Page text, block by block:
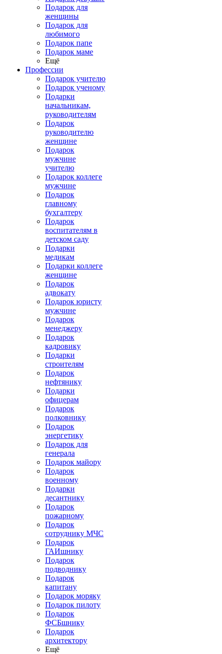
Подарок для
женщины
Подарок для
любимого
Подарок папе
Подарок маме
Ещё
Профессии
Подарок учителю
Подарок ученому
Подарки
начальникам,
руководителям
Подарок
руководителю
женщине
Подарок
мужчине
учителю
Подарок коллеге
мужчине
Подарок
главному
бухгалтеру
Подарок
воспитателям в
детском саду
Подарки
медикам
Подарки коллеге
женщине
Подарок
адвокату
Подарок юристу
мужчине
Подарок
менеджеру
Подарок
кадровику
Подарки
строителям
Подарок
нефтянику
Подарки
офицерам
Подарок
полковнику
Подарок
энергетику
Подарок для
генерала
Подарок майору
Подарок
военному
Подарки
десантнику
Подарок
пожарному
Подарок
сотруднику МЧС
Подарок
ГАИшнику
Подарок
подводнику
Подарок
капитану
Подарок моряку
Подарок пилоту
Подарок
ФСБшнику
Подарок
архитектору
Ещё